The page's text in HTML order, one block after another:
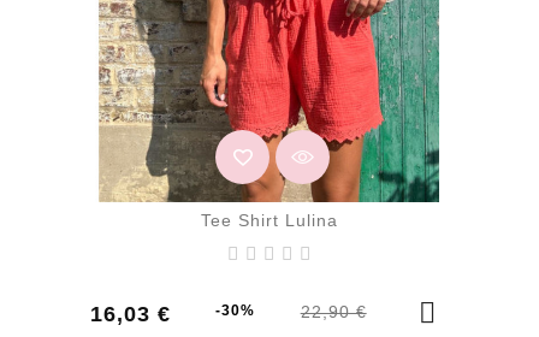
Tee Shirt Lulina
16,03 €
Prix
-30% 22,90 €
Prix